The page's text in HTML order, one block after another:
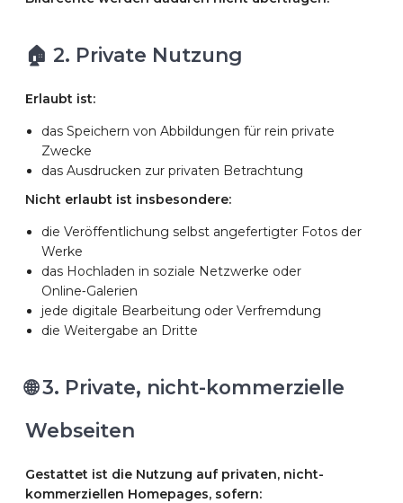
🏠 2. Private Nutzung
Erlaubt ist:
das Speichern von Abbildungen für rein private
Zwecke
das Ausdrucken zur privaten Betrachtung
Nicht erlaubt ist insbesondere:
die Veröffentlichung selbst angefertigter Fotos der
Werke
das Hochladen in soziale Netzwerke oder
Online‑Galerien
jede digitale Bearbeitung oder Verfremdung
die Weitergabe an Dritte
🌐 3. Private, nicht-kommerzielle
Webseiten
Gestattet ist die Nutzung auf privaten, nicht-
kommerziellen Homepages, sofern: